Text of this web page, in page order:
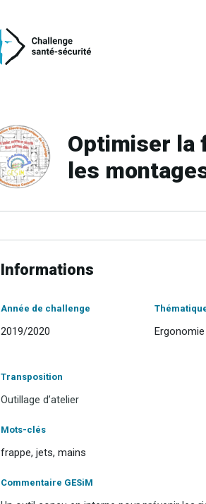
Optimiser la
les
Informations
Année de challenge
2019/2020 Ergonomie
Transposition
Outillage d’atelier
Mots-clés
frappe, jets, mains
Commentaire GESiM